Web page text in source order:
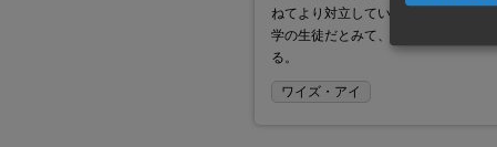
ねてより対立していたパトゥムワン工
学の生徒だとみて、警察は捜査を続け
る。
ワイズ・アイ